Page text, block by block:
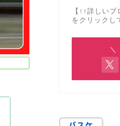
【↑↑詳しい
をクリックし